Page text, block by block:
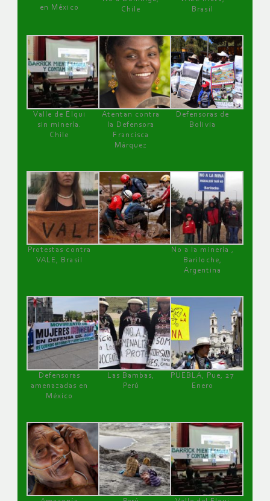
en México
Chile
Brasil
Valle de Elqui
sin minería.
Chile
Atentan contra
la Defensora
Francisca
Márquez
Defensoras de
Bolivia
Protestas contra
VALE, Brasil
No a la minería ,
Bariloche,
Argentina
Defensoras
amenazadas en
México
Las Bambas,
Perú
PUEBLA, Pue, 27
Enero